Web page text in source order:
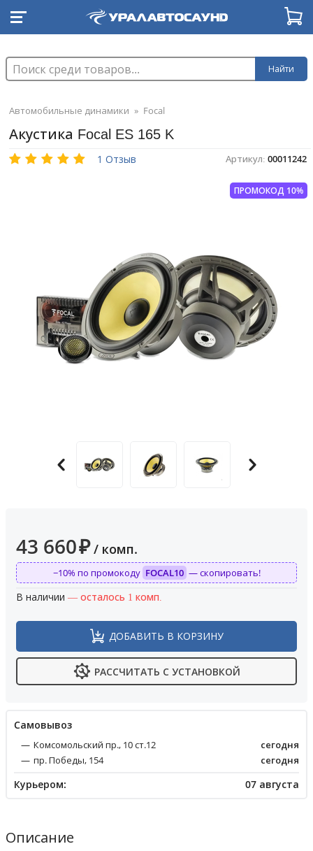
Найти
Автомобильные динамики » Focal
Акустика Focal ES 165 K
1 Отзыв Артикул: 00011242
ПРОМОКОД 10%
43 660₽ / комп.
−10% по промокоду FOCAL10 — скопировать!
В наличии — осталось 1 комп.
ДОБАВИТЬ В КОРЗИНУ
РАССЧИТАТЬ С УСТАНОВКОЙ
Cамовывоз
Комсомольский пр., 10 ст.12
сегодня
пр. Победы, 154
сегодня
Курьером: 07 августа
Описание